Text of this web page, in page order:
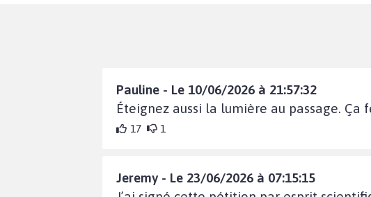
Pauline - Le 10/06/2026 à 21:57:32
Éteignez aussi la lumière au passage. Ça
17 1
Jeremy - Le 23/06/2026 à 07:15:15